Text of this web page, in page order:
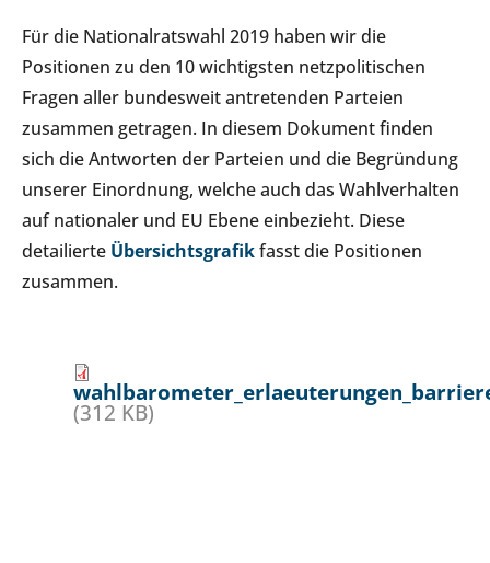
Für die Nationalratswahl 2019 haben wir die
Positionen zu den 10 wichtigsten netzpolitischen
Fragen aller bundesweit antretenden Parteien
zusammen getragen. In diesem Dokument finden
sich die Antworten der Parteien und die Begründung
unserer Einordnung, welche auch das Wahlverhalten
auf nationaler und EU Ebene einbezieht. Diese
detailierte Übersichtsgrafikfasst die Positionen
zusammen.
(312 KB)